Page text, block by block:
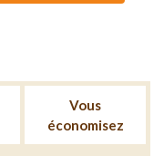
Vous
économisez